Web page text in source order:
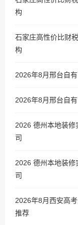
构
石家庄高性价比财
构
2026年8月邢台自
2026年8月邢台自
2026 德州本地装
司
2026 德州本地装
司
2026年8月西安高
推荐